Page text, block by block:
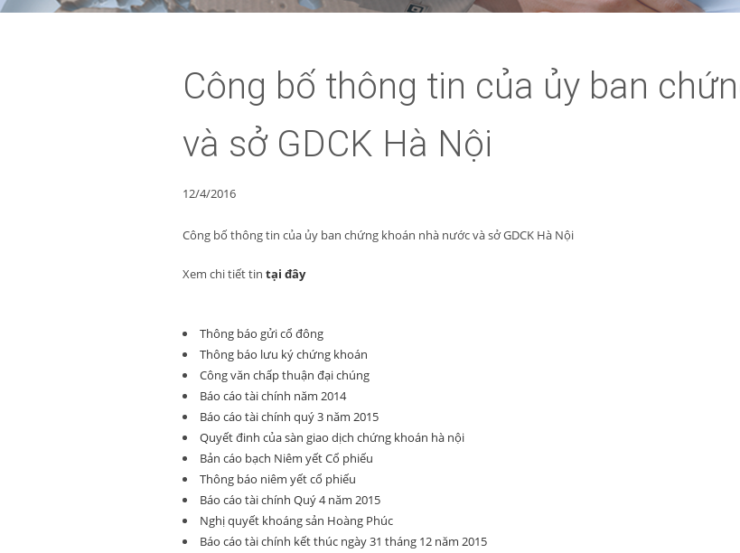
Công bố thông tin của ủy ban
và sở GDCK Hà Nội
12/4/2016
Công bố thông tin của ủy ban chứng khoán nhà nước và sở GDCK Hà Nội
Xem chi tiết tin tại đây
Thông báo gửi cổ đông
Thông báo lưu ký chứng khoán
Công văn chấp thuận đại chúng
Báo cáo tài chính năm 2014
Báo cáo tài chính quý 3 năm 2015
Quyết đinh của sàn giao dịch chứng khoán hà nội
Bản cáo bạch Niêm yết Cổ phiếu
Thông báo niêm yết cổ phiếu
Báo cáo tài chính Quý 4 năm 2015
Nghị quyết khoáng sản Hoàng Phúc
Báo cáo tài chính kết thúc ngày 31 tháng 12 năm 2015